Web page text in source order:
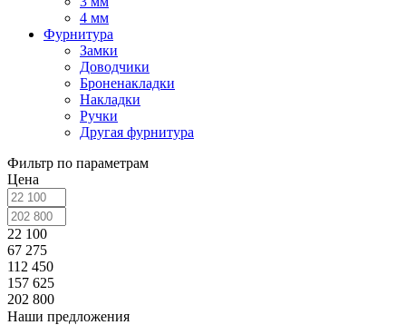
4 мм
Фурнитура
Замки
Доводчики
Броненакладки
Накладки
Ручки
Другая фурнитура
Фильтр по параметрам
Цена
22 100
67 275
112 450
157 625
202 800
Наши предложения